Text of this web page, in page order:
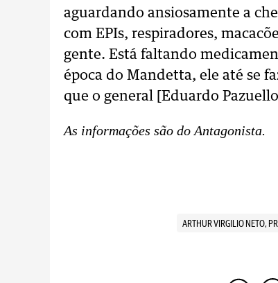
aguardando ansiosamente a
com EPIs, respiradores,
gente. Está faltando
época do Mandetta, ele até se
que o general [Eduardo
As informações são do Antagonista.
ARTHUR VIRGILIO NETO,